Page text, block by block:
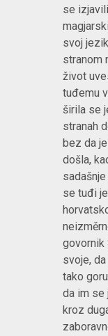
se
svoj
stranom
život
tuđemu
širila se
stranah
bez da
došla,
se tuđi
govornik
svoje,
tako
da im se
kroz